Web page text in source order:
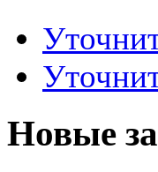
Новые